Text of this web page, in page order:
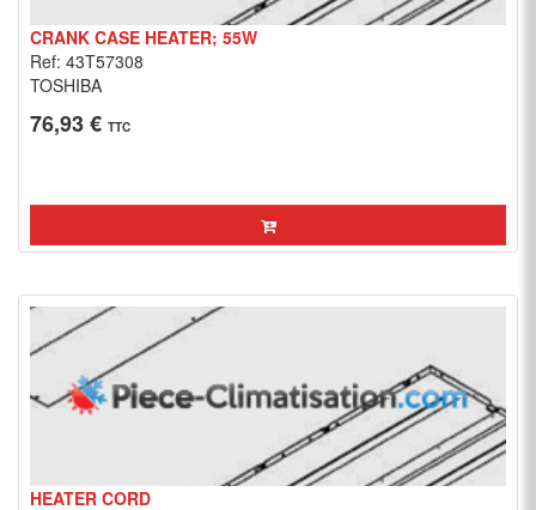
CRANK CASE HEATER; 55W
Ref: 43T57308
TOSHIBA
76,93 € TTC
HEATER CORD